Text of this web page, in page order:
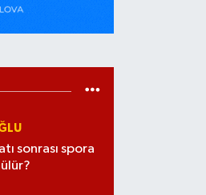
sonrası spora